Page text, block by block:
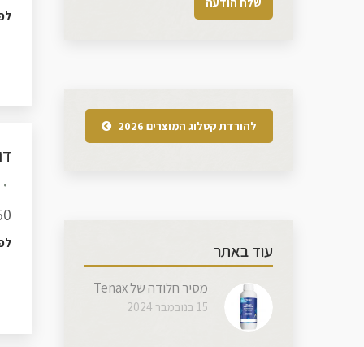
להורדת קטלוג המוצרים 2026
עוד באתר
מסיר חלודה של Tenax
15 בנובמבר 2024